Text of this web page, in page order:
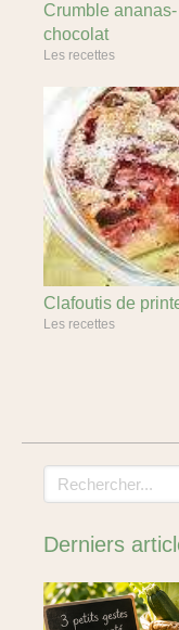
Crumble
chocolat
Les recettes
Clafoutis de
Les recettes
Rechercher
Derniers